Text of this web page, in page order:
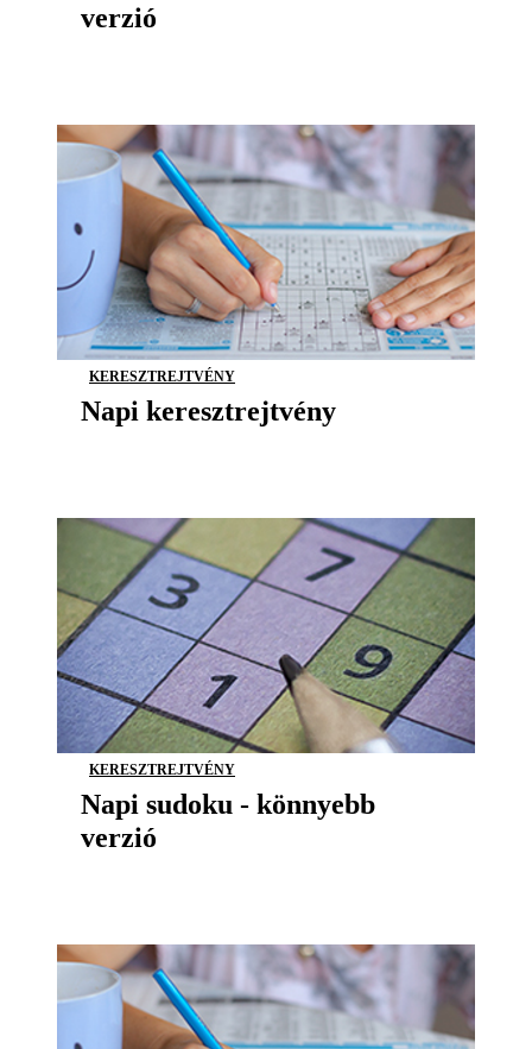
verzió
KERESZTREJTVÉNY
Napi keresztrejtvény
KERESZTREJTVÉNY
Napi sudoku - könnyebb
verzió